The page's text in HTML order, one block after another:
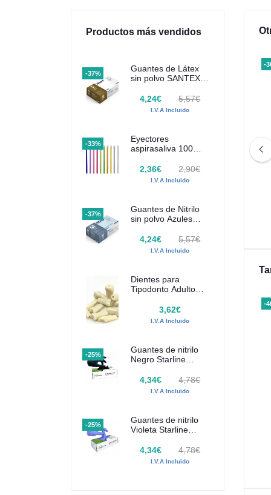
Productos más vendidos
-37%
Guantes de Látex
sin polvo SANTEX
4,24€
5,57€
I.V.A Incluido
-33%
Eyectores
aspirasaliva 100
Monoart
2,36€ 2,90€
I.V.A Incluido
-37%
Guantes de Nitrilo
sin polvo Azules
4,24€
5,57€
I.V.A Incluido
Dientes para
Tipodonto Adulto
3,62€
I.V.A Incluido
-25%
Guantes de nitrilo
Negro Starline
4,34€
4,78€
I.V.A Incluido
-25%
Guantes de nitrilo
Violeta Starline
4,34€
4,78€
I.V.A Incluido
131,72€
-
-